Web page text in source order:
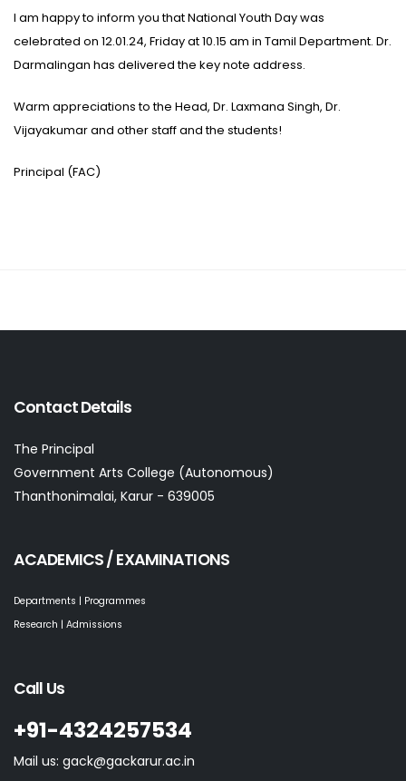
I am happy to inform you that National Youth Day was
celebrated on 12.01.24, Friday at 10.15 am in Tamil Department. Dr.
Darmalingan has delivered the key note address.
Warm appreciations to the Head, Dr. Laxmana Singh, Dr.
Vijayakumar and other staff and the students!
Principal (FAC)
Contact Details
The Principal
Government Arts College (Autonomous)
Thanthonimalai, Karur - 639005
ACADEMICS / EXAMINATIONS
Departments | Programmes
Research | Admissions
Call Us
+91-4324257534
Mail us: gack@gackarur.ac.in